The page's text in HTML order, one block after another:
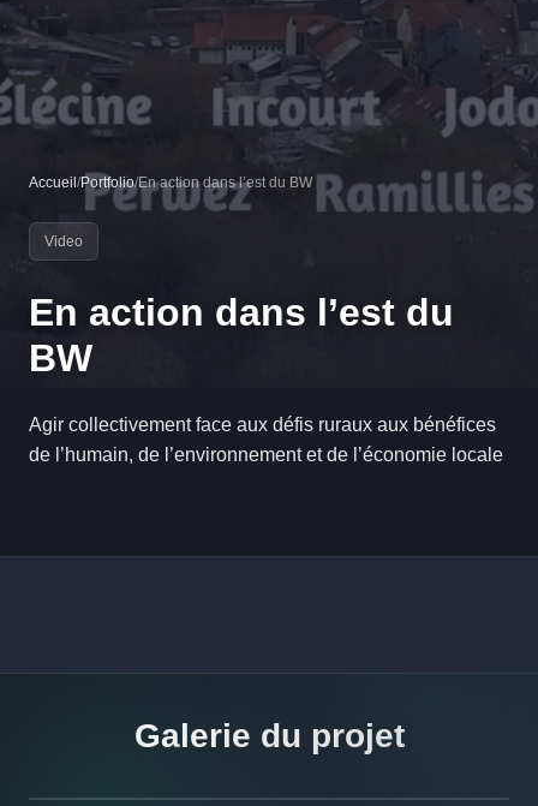
Accueil /Portfolio/En action dans l’est du BW
Video
En action dans l’est du
BW
Agir collectivement face aux défis ruraux aux bénéfices
de l’humain, de l’environnement et de l’économie locale
Galerie du projet